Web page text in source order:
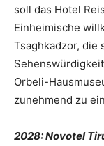
soll das Hotel
Einheimische
Tsaghkadzor, die
Orbeli-
zunehmend zu
2028: Novotel